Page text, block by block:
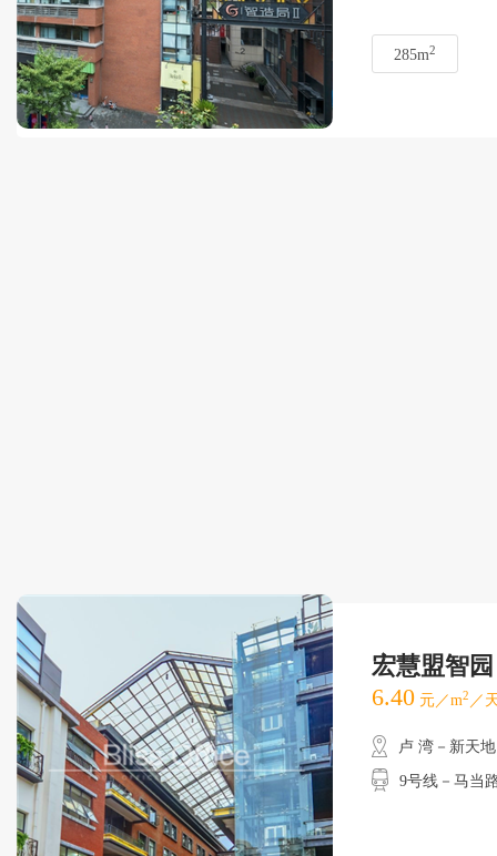
285m2
宏慧盟智园
6.40 元／m2 ／
卢 湾－新天地
9号线－马当路